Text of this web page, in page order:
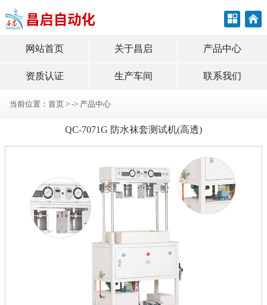
网站首页 关于昌启 产品中心
资质认证 生产车间 联系我们
当前位置： 首页 > -> 产品中心
QC-7071G 防水袜套测试机(高透)